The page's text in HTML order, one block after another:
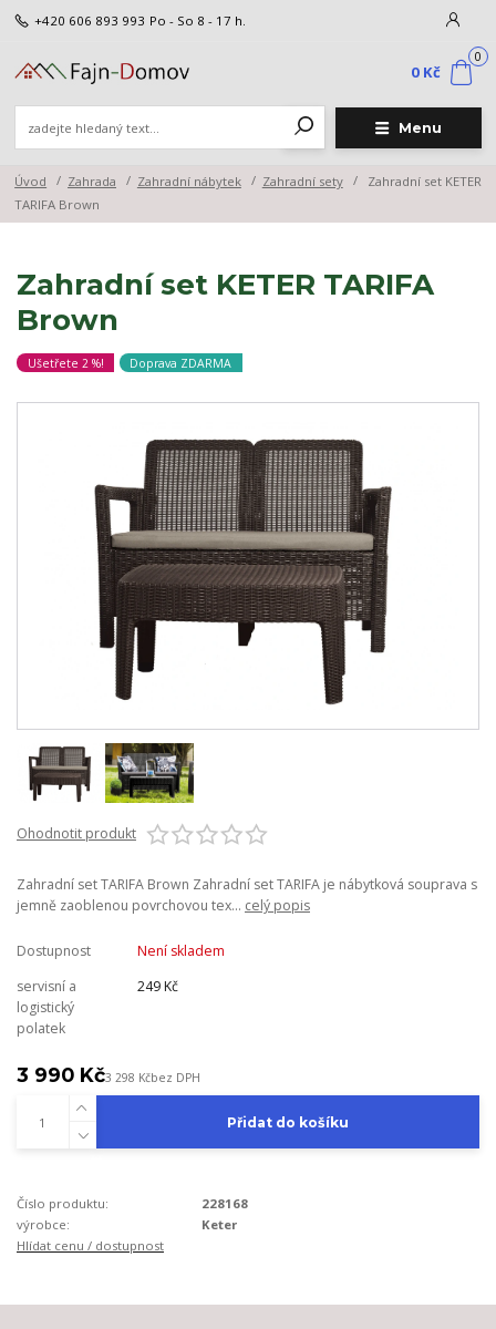
Menu
+420 606 893 993 Po - So 8 - 17 h.
0
0 Kč
Úvod Zahrada Zahradní nábytek Zahradní sety
Zahradní set KETER
TARIFA Brown
Zahradní set KETER TARIFA
Brown
Ušetřete 2 %! Doprava ZDARMA
Ohodnotit produkt
Zahradní set TARIFA Brown Zahradní set TARIFA je nábytková souprava s
jemně zaoblenou povrchovou tex... celý popis
Dostupnost
Není skladem
servisní a
logistický
polatek
249 Kč
3 990 Kč3 298 Kčbez DPH
Přidat do košíku
Číslo produktu:
228168
výrobce:
Keter
Hlídat cenu / dostupnost